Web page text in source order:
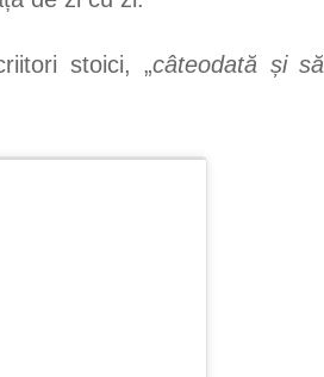
stoici, „câteodată și să